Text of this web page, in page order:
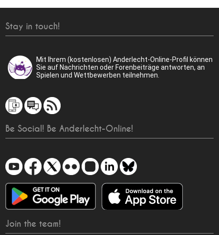
Stay in touch!
Mit Ihrem (kostenlosen) Anderlecht-Online-Profil können
Sie auf Nachrichten oder Forenbeiträge antworten, an
Spielen und Wettbewerben teilnehmen.
Be Social! Be Anderlecht-Online!
Join the team!